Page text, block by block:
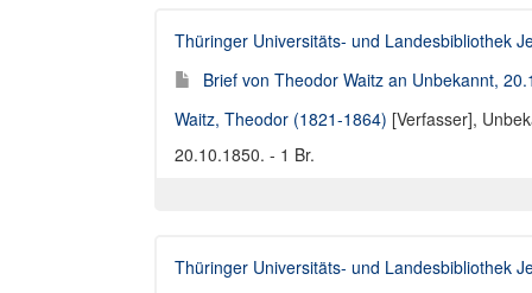
Thüringer Universitäts- und Landesbibliothek
Brief von Theodor Waitz an Unbekannt,
Waitz, Theodor (1821-1864) [Verfasser],
20.10.1850. - 1 Br.
Thüringer Universitäts- und Landesbibliothek